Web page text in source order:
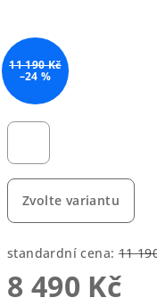
Zvolte variantu
standardní cena: 11
8 490 Kč
11 190 Kč
–24 %